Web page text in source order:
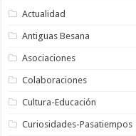
Actualidad
Antiguas Besana
Asociaciones
Colaboraciones
Cultura-Educación
Curiosidades-Pasatiempos